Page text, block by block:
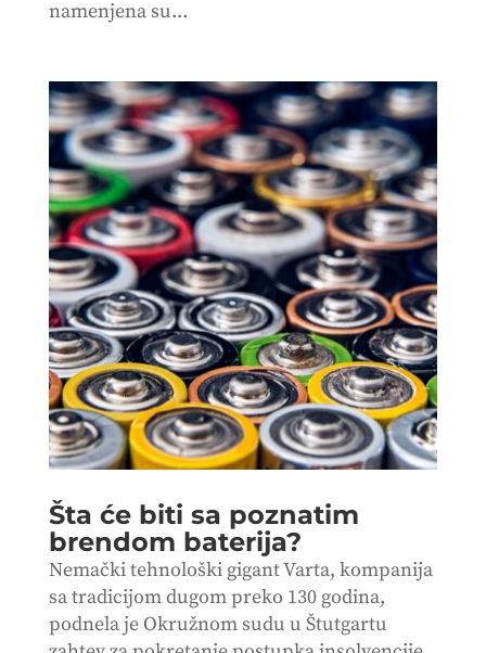
namenjena su...
Šta će biti sa poznatim
brendom baterija?
Nemački tehnološki gigant Varta, kompanija
sa tradicijom dugom preko 130 godina,
podnela je Okružnom sudu u Štutgartu